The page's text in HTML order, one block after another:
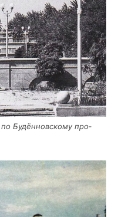
по Будён­нов­ско­му про­